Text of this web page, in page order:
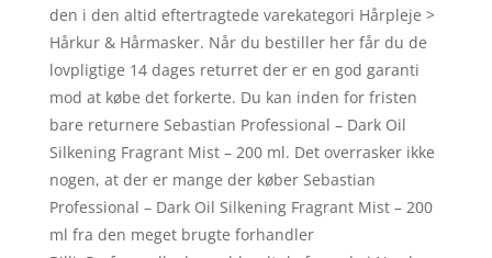
den i den altid eftertragtede varekategori Hårpleje >
Hårkur & Hårmasker. Når du bestiller her får du de
lovpligtige 14 dages returret der er en god garanti
mod at købe det forkerte. Du kan inden for fristen
bare returnere Sebastian Professional – Dark Oil
Silkening Fragrant Mist – 200 ml. Det overrasker ikke
nogen, at der er mange der køber Sebastian
Professional – Dark Oil Silkening Fragrant Mist – 200
ml fra den meget brugte forhandler